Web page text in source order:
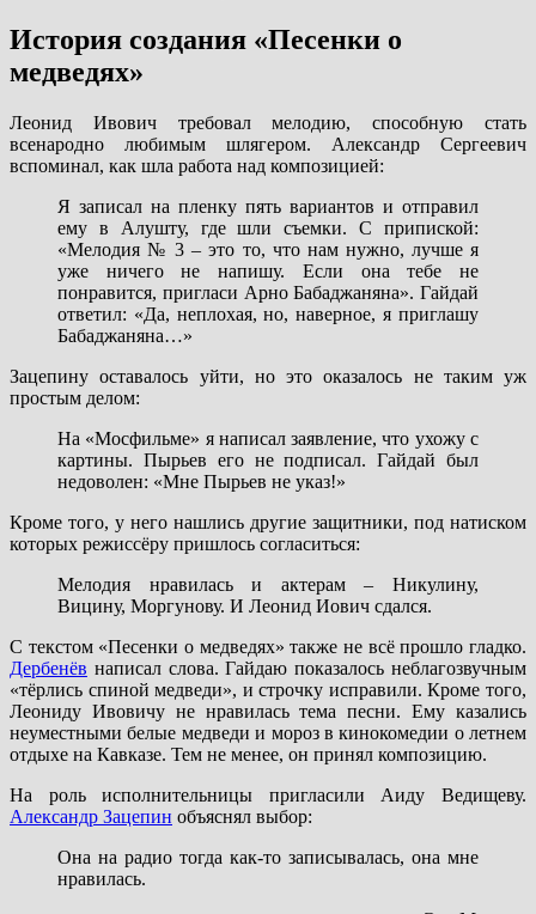
История создания «Песенки о
медведях»
Леонид Ивович требовал мелодию, способную стать
всенародно любимым шлягером. Александр Сергеевич
вспоминал, как шла работа над композицией:
Я записал на пленку пять вариантов и отправил
ему в Алушту, где шли съемки. С припиской:
«Мелодия № 3 – это то, что нам нужно, лучше я
уже ничего не напишу. Если она тебе не
понравится, пригласи Арно Бабаджаняна». Гайдай
ответил: «Да, неплохая, но, наверное, я приглашу
Бабаджаняна…»
Зацепину оставалось уйти, но это оказалось не таким уж
простым делом:
На «Мосфильме» я написал заявление, что ухожу с
картины. Пырьев его не подписал. Гайдай был
недоволен: «Мне Пырьев не указ!»
Кроме того, у него нашлись другие защитники, под натиском
которых режиссёру пришлось согласиться:
Мелодия нравилась и актерам – Никулину,
Вицину, Моргунову. И Леонид Иович сдался.
С текстом «Песенки о медведях» также не всё прошло гладко.
Дербенёв написал слова. Гайдаю показалось неблагозвучным
«тёрлись спиной медведи», и строчку исправили. Кроме того,
Леониду Ивовичу не нравилась тема песни. Ему казались
неуместными белые медведи и мороз в кинокомедии о летнем
отдыхе на Кавказе. Тем не менее, он принял композицию.
На роль исполнительницы пригласили Аиду Ведищеву.
Александр Зацепин объяснял выбор:
Она на радио тогда как-то записывалась, она мне
нравилась.